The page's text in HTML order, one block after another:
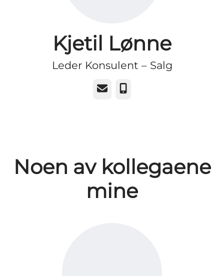
Kjetil Lønne
Leder Konsulent – Salg
E-postTelefonnummer
Noen av kollegaene
mine